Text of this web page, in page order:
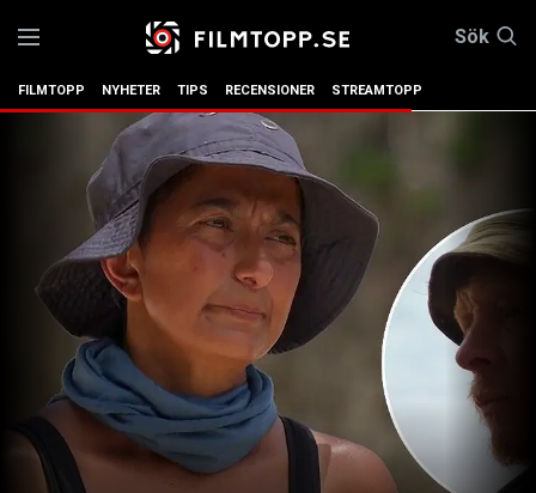
Sök
FILMTOPP NYHETER TIPS RECENSIONER STREAMTOPP